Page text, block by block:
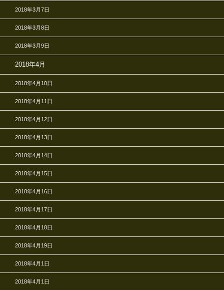
2018年3月7日
2018年3月8日
2018年3月9日
2018年4月
2018年4月10日
2018年4月11日
2018年4月12日
2018年4月13日
2018年4月14日
2018年4月15日
2018年4月16日
2018年4月17日
2018年4月18日
2018年4月19日
2018年4月1日
2018年4月1日